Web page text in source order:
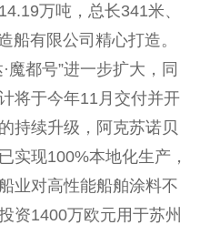
万吨，总长341米、
船有限公司精心打造。
魔都号”进一步扩大，同
将于今年11月交付并开
持续升级，阿克苏诺贝
实现100%本地化生产，
业对高性能船舶涂料不
资1400万欧元用于苏州